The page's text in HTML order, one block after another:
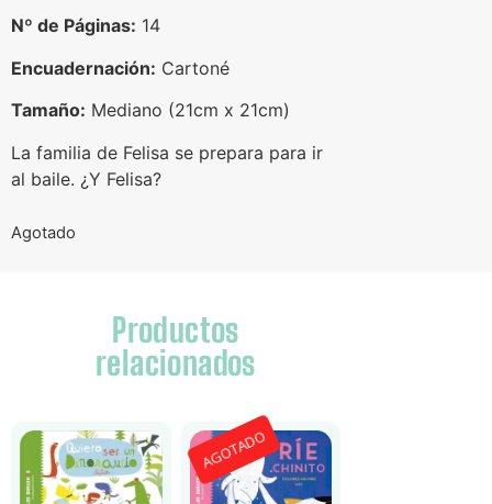
Nº de Páginas: 14
Encuadernación: Cartoné
Tamaño: Mediano (21cm x 21cm)
La familia de Felisa se prepara para ir
al baile. ¿Y Felisa?
Agotado
Productos
relacionados
AGOTADO